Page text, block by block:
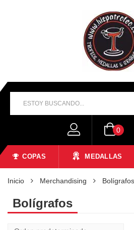
0
COPAS MEDALLAS
Inicio Merchandising Bolígrafos
Bolígrafos